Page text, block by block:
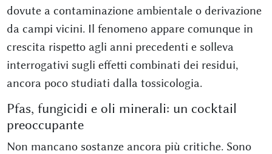
dovute a contaminazione ambientale o derivazione
da campi vicini. Il fenomeno appare comunque in
crescita rispetto agli anni precedenti e solleva
interrogativi sugli effetti combinati dei residui,
ancora poco studiati dalla tossicologia.
Pfas, fungicidi e oli minerali: un cocktail
preoccupante
Non mancano sostanze ancora più critiche. Sono